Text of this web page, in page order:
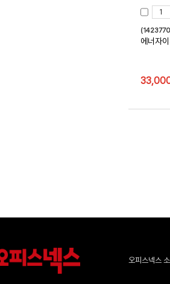
에너자
오피스넥스